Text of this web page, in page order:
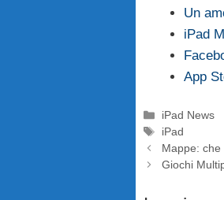
Un
iPad
App
Categorie
iPad News
Tag
iPad
Mappe:
Giochi